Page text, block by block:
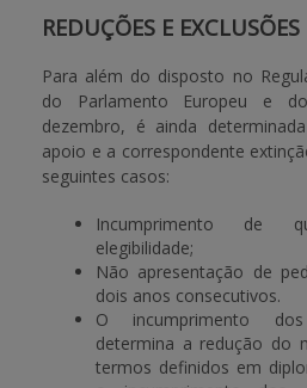
REDUÇÕES E
Para além do disposto no
do Parlamento Europeu e
dezembro, é ainda
apoio e a correspondente
seguintes casos:
Incumprimento de
elegibilidade;
Não apresentação de
dois anos consecutivos.
O incumprimento
determina a redução do
termos definidos em